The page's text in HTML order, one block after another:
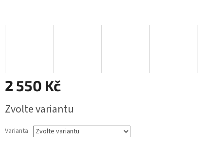
2 550 Kč
cena:
Zvolte variantu
Varianta